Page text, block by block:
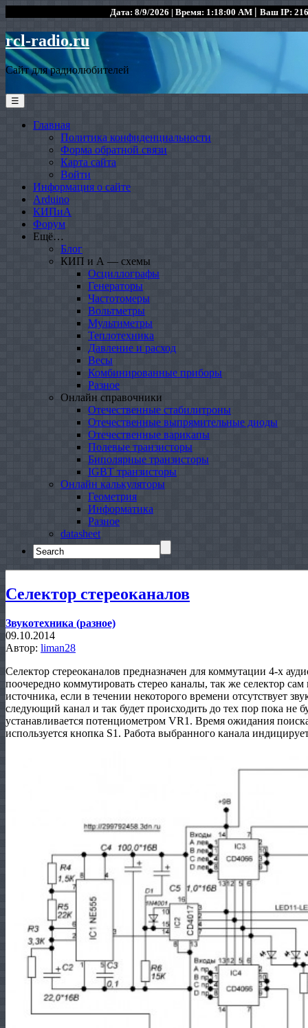
Дата: 8/9/2026 | Время: 1:18:00 AM | Ваш IP:
rcl-radio.ru
Сайт для радиолюбителей
☰
Главная
Политика конфиденциальности
Форма обратной связи
Карта сайта
Войти
Информация о сайте
Arduino
КИПиА
Форум
Ещё…
Блог
КИП и А — схемы
Осциллографы
Генераторы
Частотомеры
Вольтметры
Мультиметры
Теплотехника
Давление и расход
Весы
Комбинированные приборы
Разное
Онлайн справочники
Отечественные стабилитроны
Отечественные выпрямительные диоды
Отечественные варикапы
Полевые транзисторы
Биполярные транзисторы
IGBT транзисторы
Онлайн калькуляторы
Геометрия
Информатика
Разное
datasheet
Search
for:
Селектор стереоканалов
Звукотехника (разное)
09.10.2014
Автор: liman28
Селектор стереоканалов предназначен для коммутации 4-х
поочередно коммутировать стерео каналы, так же селектор
источника, если в течении некоторого времени отсутствует
следующий канал и так будет происходить до тех пор пока не
устанавливается потенциометром VR1. Время ожидания
используется кнопка S1. Работа выбранного канала